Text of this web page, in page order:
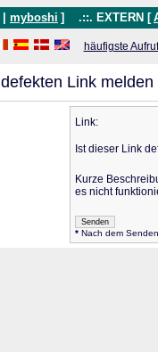
myboshi ] .::. EXTERN [
häufigste
defekten Link melden
Link:
Ist dieser Link
Kurze
es nicht
* Nach dem